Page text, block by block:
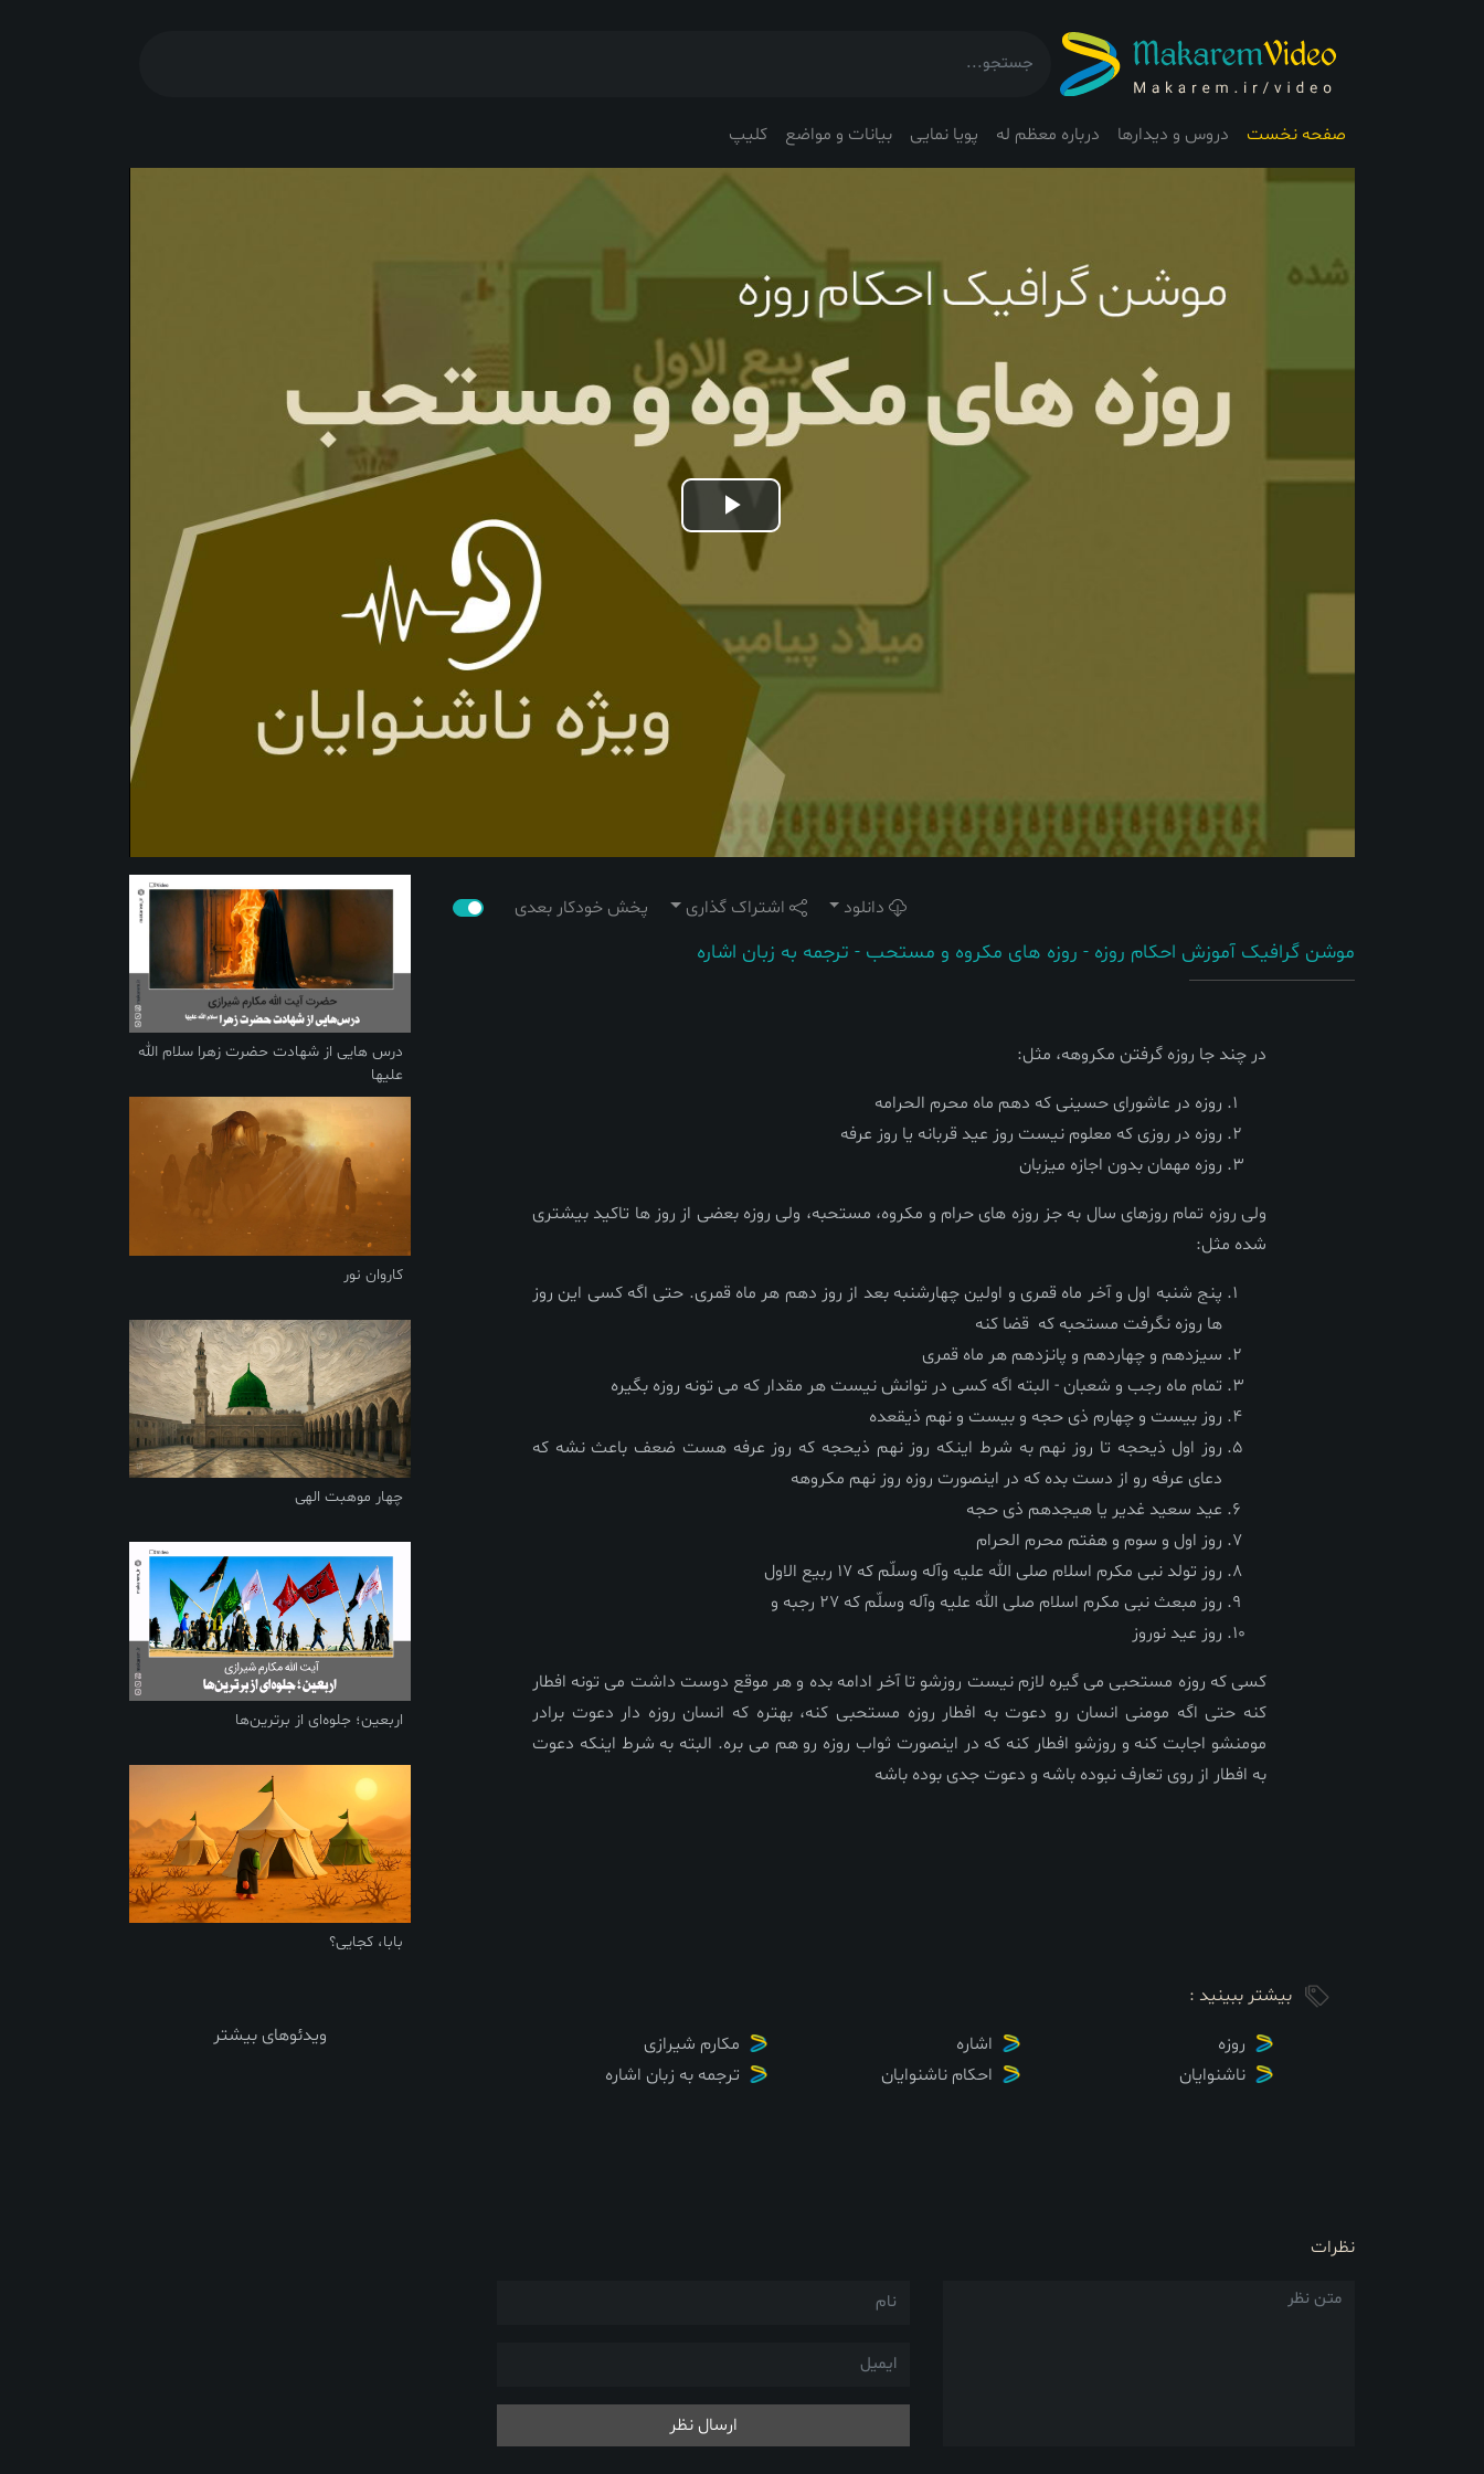
صفحه نخست دروس و دیدارها درباره معظم له پویا نمایی بیانات و مواضع کلیپ
Play
Video
دانلود اشتراک گذاری پخش خودکار بعدی
موشن گرافیک آموزش احکام روزه - روزه های مکروه و مستحب - ترجمه به زبان اشاره
در چند جا روزه گرفتن مکروهه، مثل:
روزه در عاشورای حسینی که دهم ماه محرم الحرامه
روزه در روزی که معلوم نیست روز عید قربانه یا روز عرفه
روزه مهمان بدون اجازه میزبان
ولی روزه تمام روزهای سال به جز روزه های حرام و مکروه، مستحبه، ولی روزه بعضی از روز ها تاکید بیشتری
شده مثل:
پنج شنبه اول و آخر ماه قمری و اولین چهارشنبه بعد از روز دهم هر ماه قمری. حتی اگه کسی این روز
ها روزه نگرفت مستحبه که قضا کنه
سیزدهم و چهاردهم و پانزدهم هر ماه قمری
تمام ماه رجب و شعبان - البته اگه کسی در توانش نیست هر مقدار که می تونه روزه بگیره
روز بیست و چهارم ذی حجه و بیست و نهم ذیقعده
روز اول ذیحجه تا روز نهم به شرط اینکه روز نهم ذیحجه که روز عرفه هست ضعف باعث نشه که
دعای عرفه رو از دست بده که در اینصورت روزه روز نهم مکروهه
عید سعید غدیر یا هیجدهم ذی حجه
روز اول و سوم و هفتم محرم الحرام
روز تولد نبی مکرم اسلام صلی الله علیه وآله وسلّم که 17 ربیع الاول
روز مبعث نبی مکرم اسلام صلی الله علیه وآله وسلّم که 27 رجبه و
روز عید نوروز
کسی که روزه مستحبی می گیره لازم نیست روزشو تا آخر ادامه بده و هر موقع دوست داشت می تونه افطار
کنه حتی اگه مومنی انسان رو دعوت به افطار روزه مستحبی کنه، بهتره که انسان روزه دار دعوت برادر
مومنشو اجابت کنه و روزشو افطار کنه که در اینصورت ثواب روزه رو هم می بره. البته به شرط اینکه دعوت
به افطار از روی تعارف نبوده باشه و دعوت جدی بوده باشه
بیشتر ببینید :
روزه
اشاره
مکارم شیرازی
ناشنوایان
احکام ناشنوایان ترجمه به زبان اشاره
نظرات
ارسال نظر
درس هایی از شهادت حضرت زهرا سلام الله
علیها
کاروان نور
چهار موهبت الهی
اربعین؛ جلوه‌ای از برترین‌ها
بابا، کجایی؟
ویدئوهای بیشتر